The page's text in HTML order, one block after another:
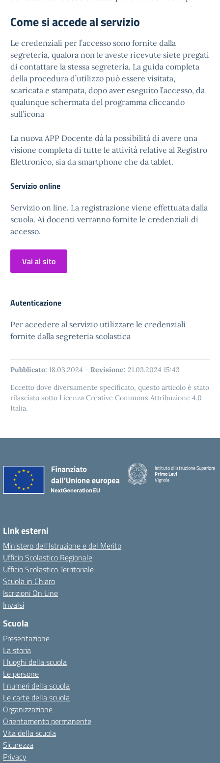
Come si accede al servizio
Le credenziali per l’accesso sono fornite dalla
segreteria, qualora non le aveste ricevute siete pregati
di contattare la stessa segreteria. La guida completa
della procedura d’utilizzo può essere visitata,
scaricata e stampata, dopo aver eseguito l’accesso, da
qualunque schermata del programma cliccando
sull’icona
La nuova APP Docente dà la possibilità di avere una
visione completa di tutte le attività relative al Registro
Elettronico, sia da smartphone che da tablet.
Servizio online
Servizio on line. La registrazione viene effettuata dalla
scuola. Ai docenti verranno fornite le credenziali di
accesso.
Vai al sito
Autenticazione
Per accedere al servizio utilizzare le credenziali
fornite dalla segreteria scolastica
Pubblicato: 18.03.2024 - Revisione: 21.03.2024 15:43
Eccetto dove diversamente specificato, questo articolo è stato
rilasciato sotto Licenza Creative Commons Attribuzione 4.0
Italia.
Istituto di Istruzione Superiore
Primo Levi
Vignola
Link esterni
Ministero dell'Istruzione e del Merito
Ufficio Scolastico Regionale
Ufficio Scolastico Territoriale
Scuola in Chiaro
Iscrizioni On Line
Invalsi
Scuola
Presentazione
La storia
I luoghi della scuola
Le persone
I numeri della scuola
Le carte della scuola
Organizzazione
Orientamento permanente
Vita della scuola
Sicurezza
Privacy